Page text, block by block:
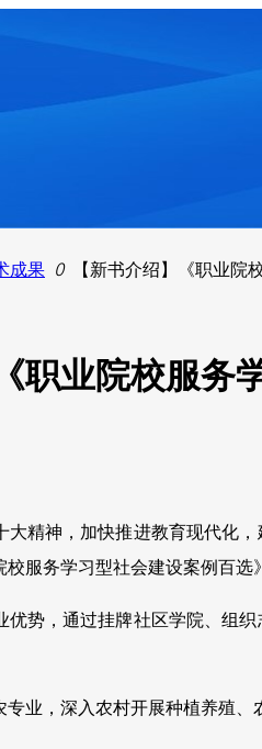
成果 ꄲ 【新书介绍】《职业院
职业院校服
神，加快推进教育现代化，
校服务学习型社会建设案例百
优势，通过挂牌社区学院、组
专业，深入农村开展种植养殖